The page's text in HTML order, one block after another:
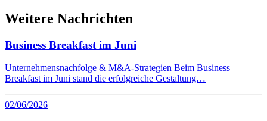
Weitere Nachrichten
Business Breakfast im Juni
Unternehmensnachfolge & M&A-Strategien Beim Business
Breakfast im Juni stand die erfolgreiche Gestaltung…
02/06/2026